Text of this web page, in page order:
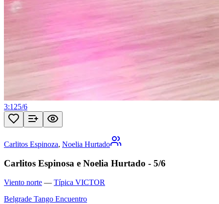
3:125/6
Carlitos Espinoza, Noelia Hurtado
Carlitos Espinosa e Noelia Hurtado - 5/6
Viento norte — Típica VICTOR
Belgrade Tango Encuentro